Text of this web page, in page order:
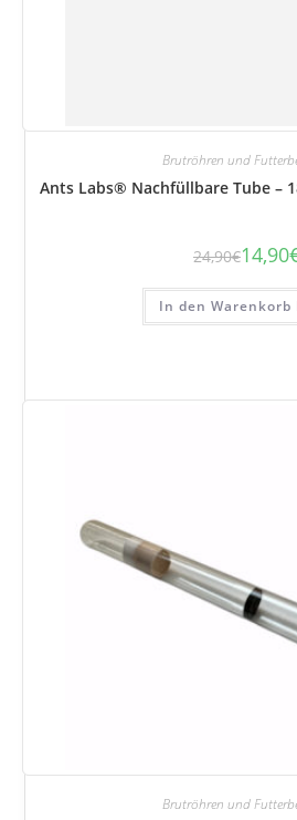
Brutröhren und
Ants Labs® Nachfüllbare Tube –
24,90€ Der
Preis
24,90
14,90
Der
Preis
14,90
In den Warenkorb
Brutröhren und